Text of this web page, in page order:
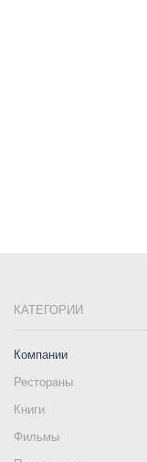
КАТЕГОРИИ
Компании
Рестораны
Книги
Фильмы